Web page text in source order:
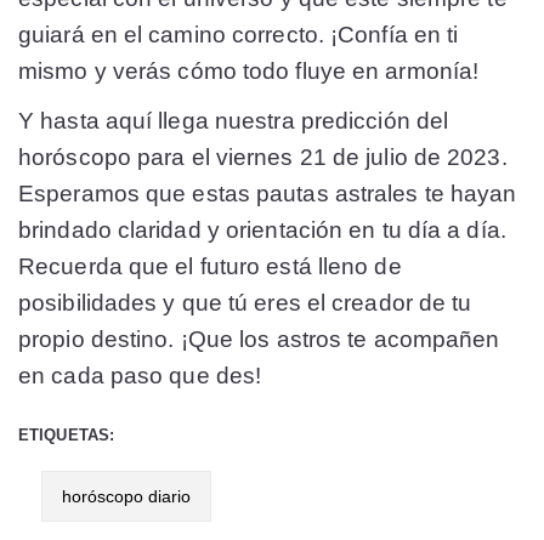
guiará en el camino correcto. ¡Confía en ti
mismo y verás cómo todo fluye en armonía!
Y hasta aquí llega nuestra predicción del
horóscopo para el viernes 21 de julio de 2023.
Esperamos que estas pautas astrales te hayan
brindado claridad y orientación en tu día a día.
Recuerda que el futuro está lleno de
posibilidades y que tú eres el creador de tu
propio destino. ¡Que los astros te acompañen
en cada paso que des!
ETIQUETAS:
horóscopo diario